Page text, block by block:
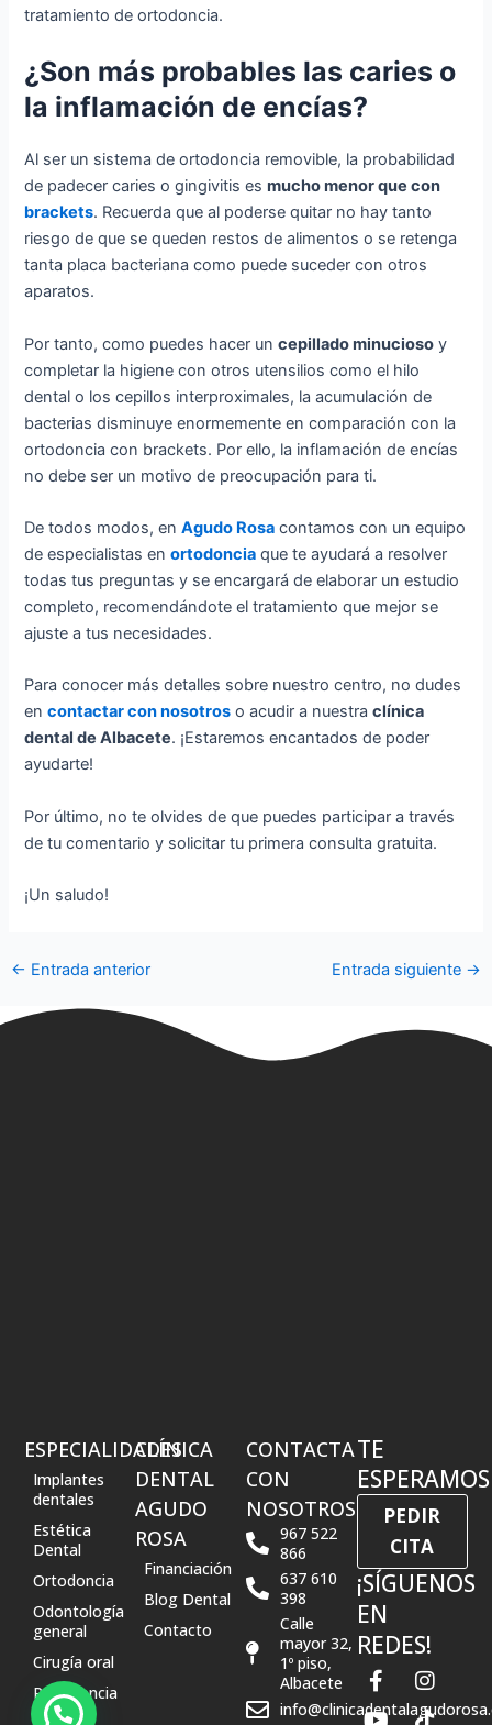
tratamiento de ortodoncia.
¿Son más probables las caries o
la inflamación de encías?
Al ser un sistema de ortodoncia removible, la probabilidad
de padecer caries o gingivitis esmucho menor que con
brackets. Recuerda que al poderse quitar no hay tanto
riesgo de que se queden restos de alimentos o se retenga
tanta placa bacteriana como puede suceder con otros
aparatos.
Por tanto, como puedes hacer uncepillado minucioso y
completar la higiene con otros utensilios como el hilo
dental o los cepillos interproximales, la acumulación de
bacterias disminuye enormemente en comparación con la
ortodoncia con brackets. Por ello, la inflamación de encías
no debe ser un motivo de preocupación para ti.
De todos modos, enAgudo Rosa contamos con un equipo
de especialistas enortodoncia que te ayudará a resolver
todas tus preguntas y se encargará de elaborar un estudio
completo, recomendándote el tratamiento que mejor se
ajuste a tus necesidades.
Para conocer más detalles sobre nuestro centro, no dudes
encontactar con nosotros o acudir a nuestraclínica
dental de Albacete. ¡Estaremos encantados de poder
ayudarte!
Por último, no te olvides de que puedes participar a través
de tu comentario y solicitar tu primera consulta gratuita.
¡Un saludo!
← Entrada anterior Entrada siguiente →
ESPECIALIDADES
Implantes
dentales
Estética
Dental
Ortodoncia
Odontología
general
Cirugía oral
Periodoncia
CLÍNICA
DENTAL
AGUDO
ROSA
Financiación
Blog Dental
Contacto
CONTACTA
CON
NOSOTROS
967 522
866
637 610
398
Calle
mayor 32,
1º piso,
Albacete
TE
ESPERAMOS
PEDIR
CITA
¡SÍGUENOS
EN
REDES!
F
a
c
I
n
s
Y
o
u
T
i
k